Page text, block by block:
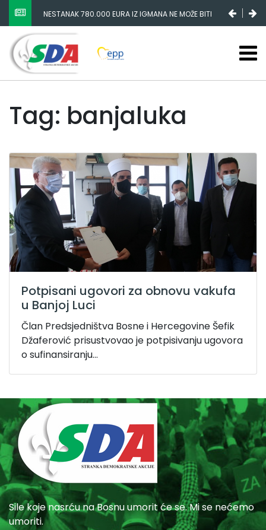
NESTANAK 780.000 EURA IZ IGMANA NE MOŽE BITI
SLUČAJNI PREVID, ODGOVORNOST MORAJU SNOSITI
VLADA FBIH I NJENI KADROVI
Tag: banjaluka
Potpisani ugovori za obnovu vakufa
u Banjoj Luci
Član Predsjedništva Bosne i Hercegovine Šefik
Džaferović prisustvovao je potpisivanju ugovora
o sufinansiranju...
Sile koje nasrću na Bosnu umorit će se. Mi se nećemo
umoriti.